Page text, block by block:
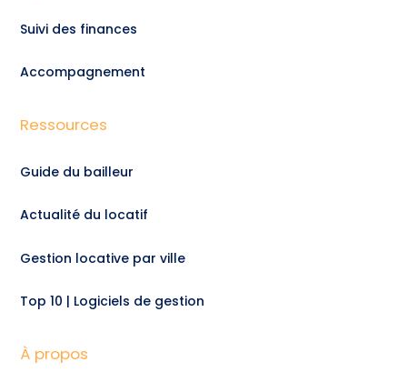
Suivi des finances
Accompagnement
Ressources
Guide du bailleur
Actualité du locatif
Gestion locative par ville
Top 10 | Logiciels de gestion
À propos